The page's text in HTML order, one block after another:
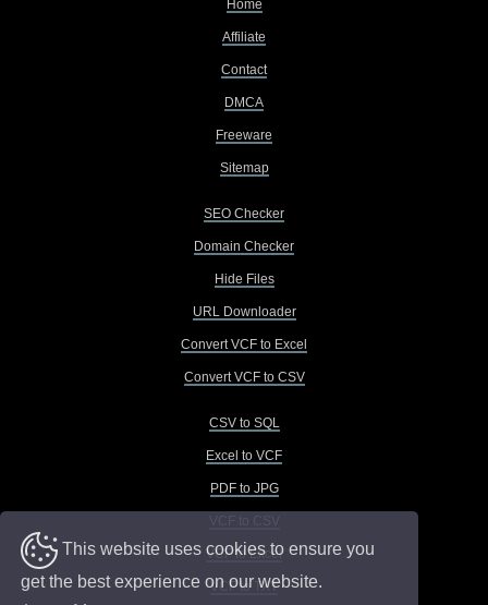
This website uses cookies to ensure you
get the best experience on our website.
Home
Affiliate
Contact
DMCA
Freeware
Sitemap
SEO Checker
Domain Checker
Hide Files
URL Downloader
Convert VCF to Excel
Convert VCF to CSV
CSV to SQL
Excel to VCF
PDF to JPG
VCF to Excel
VCF to TXT